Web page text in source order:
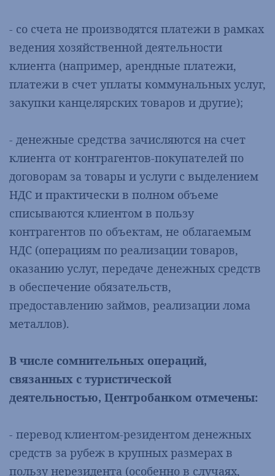
- со счета не производятся платежи в рамках
ведения хозяйственной деятельности
клиента (например, арендные платежи,
платежи в счет уплаты коммунальных услуг,
закупки канцелярских товаров и другие);
- денежные средства зачисляются на счет
клиента от контрагентов-покупателей по
договорам за товары и услуги с выделением
НДС и практически в полном объеме
списываются клиентом в пользу
контрагентов по объектам, не облагаемым
НДС (операциям по реализации товаров,
оказанию услуг, передаче денежных средств
в обеспечение обязательств,
предоставлению займов, реализации лома
металлов).
В числе сомнительных операций,
связанных с туристической
деятельностью, Центробанком отмечены:
- перевод клиентом-резидентом денежных
средств за рубеж в крупных размерах в
пользу нерезидента (особенно в случаях,